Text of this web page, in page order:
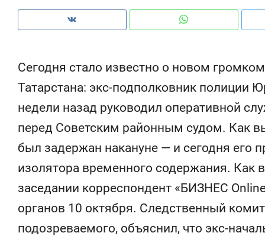
Сегодня стало известно о новом
Татарстана: экс-подполковник полиции
недели назад руководил оперативной
перед Советским районным судом. Как
был задержан накануне — и сегодня его
изолятора временного содержания.
заседании корреспондент «БИЗНЕС
органов 10 октября. Следственный
подозреваемого, объяснил, что экс-
Рекомендуем
Опыт выживания в дикой
с ментальным и физическим
состоянием как основа
антихрупких команд
Рекомендуем
Мексика,
и вагон с
в
«Гонка